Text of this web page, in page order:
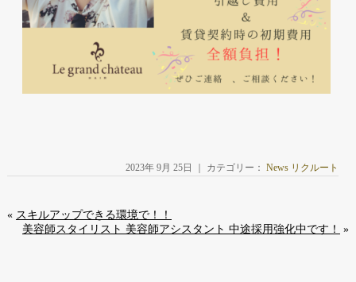
2023年 9月 25日 ｜ カテゴリー：News リクルート
« スキルアップできる環境で！！
美容師スタイリスト 美容師アシスタント 中途採用強化中です！
»